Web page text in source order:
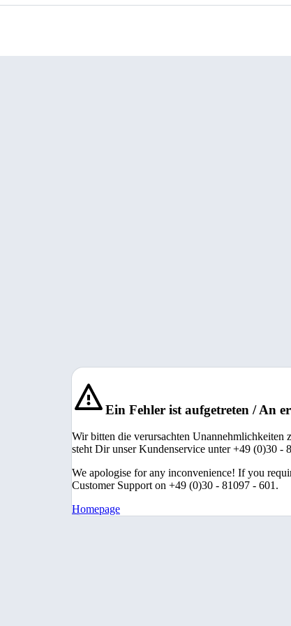
Ein Fehler ist aufgetreten / An
Wir bitten die verursachten
steht Dir unser Kundenservice unter +49 (0)30 -
We apologise for any inconvenience! If you
Customer Support on +49 (0)30 - 81097 - 601.
Homepage